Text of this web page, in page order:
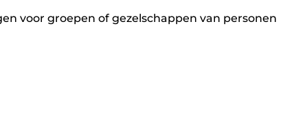
voor groepen of gezelschappen van personen